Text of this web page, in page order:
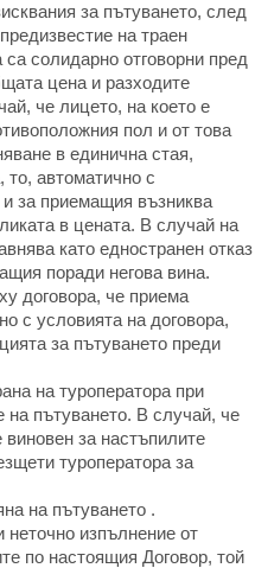
за пътуването, след
на траен
солидарно отговорни пред
цена и разходите
че лицето, на което е
пол и от това
в единична стая,
то, автоматично с
за приемащия възниква
в цената. В случай на
като едностранен отказ
поради негова вина.
договора, че приема
с условията на договора,
за пътуването преди
на туроператора при
на пътуването. В случай, че
за настъпилите
туроператора за
на пътуването .
изпълнение от
по настоящия Договор, той